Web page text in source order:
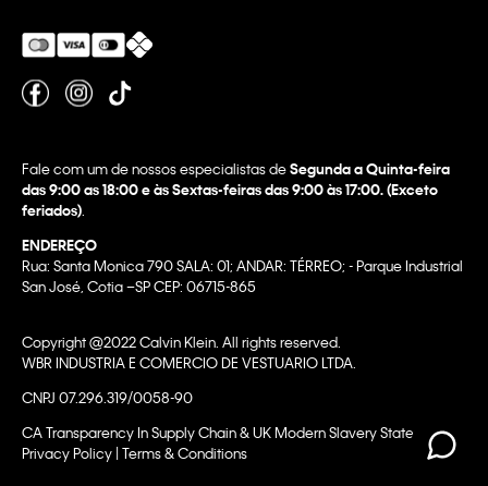
Fale com um de nossos especialistas deSegunda a Quinta-feira
das 9:00 as 18:00 e às Sextas-feiras das 9:00 às 17:00. (Exceto
feriados)
ENDEREÇO
Rua: Santa Monica 790 SALA: 01; ANDAR: TÉRREO; - Parque Industrial
San José, Cotia –SP CEP: 06715-865
Copyright @2022 Calvin Klein. All rights reserved.
WBR INDUSTRIA E COMERCIO DE VESTUARIO LTDA.
CNPJ 07.296.319/0058-90
CA Transparency In Supply Chain & UK Modern Slavery Statement |
Privacy Policy | Terms & Conditions